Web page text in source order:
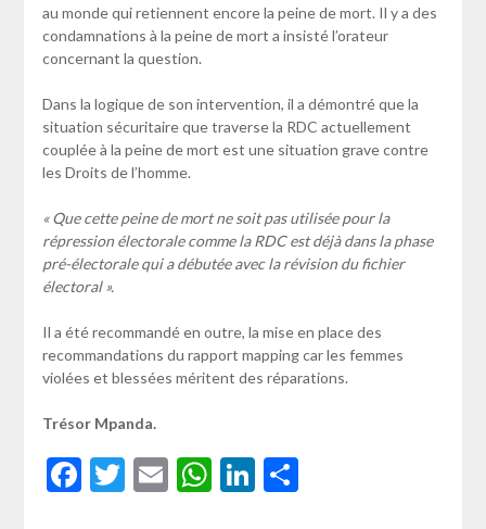
au monde qui retiennent encore la peine de mort. Il y a des
condamnations à la peine de mort a insisté l’orateur
concernant la question.
Dans la logique de son intervention, il a démontré que la
situation sécuritaire que traverse la RDC actuellement
couplée à la peine de mort est une situation grave contre
les Droits de l’homme.
« Que cette peine de mort ne soit pas utilisée pour la
répression électorale comme la RDC est déjà dans la phase
pré-électorale qui a débutée avec la révision du fichier
électoral ».
Il a été recommandé en outre, la mise en place des
recommandations du rapport mapping car les femmes
violées et blessées méritent des réparations.
Trésor Mpanda.
Facebook
Twitter
EmailWhatsApp
LinkedIn
Partager